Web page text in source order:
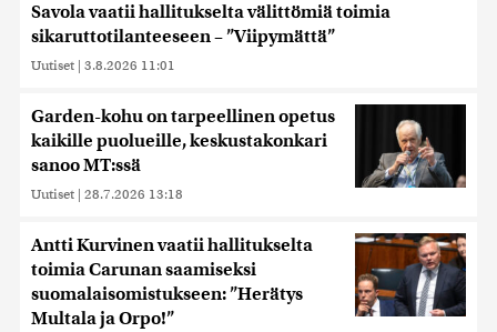
Savola vaatii hallitukselta välittömiä toimia
sikaruttotilanteeseen – ”Viipymättä”
Uutiset | 3.8.2026 11:01
Garden-kohu on tarpeellinen opetus
kaikille puolueille, keskustakonkari
sanoo MT:ssä
Uutiset | 28.7.2026 13:18
Antti Kurvinen vaatii hallitukselta
toimia Carunan saamiseksi
suomalaisomistukseen: ”Herätys
Multala ja Orpo!”